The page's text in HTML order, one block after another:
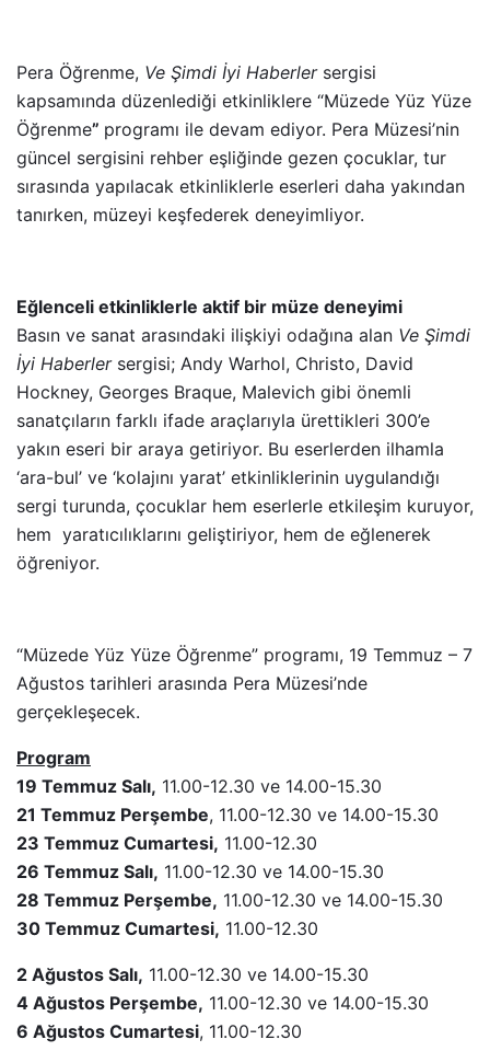
Pera Öğrenme, Ve Şimdi İyi Haberler sergisi
kapsamında düzenlediği etkinliklere “Müzede Yüz Yüze
Öğrenme” programı ile devam ediyor. Pera Müzesi’nin
güncel sergisini rehber eşliğinde gezen çocuklar, tur
sırasında yapılacak etkinliklerle eserleri daha yakından
tanırken, müzeyi keşfederek deneyimliyor.
Eğlenceli etkinliklerle aktif bir müze deneyimi
Basın ve sanat arasındaki ilişkiyi odağına alan Ve Şimdi
İyi Haberlersergisi; Andy Warhol, Christo, David
Hockney, Georges Braque, Malevich gibi önemli
sanatçıların farklı ifade araçlarıyla ürettikleri 300’e
yakın eseri bir araya getiriyor. Bu eserlerden ilhamla
‘ara-bul’ ve ‘kolajını yarat’ etkinliklerinin uygulandığı
sergi turunda, çocuklar hem eserlerle etkileşim kuruyor,
hem yaratıcılıklarını geliştiriyor, hem de eğlenerek
öğreniyor.
“Müzede Yüz Yüze Öğrenme” programı, 19 Temmuz – 7
Ağustos tarihleri arasında Pera Müzesi’nde
gerçekleşecek.
Program
19 Temmuz Salı, 11.00-12.30 ve 14.00-15.30
21 Temmuz Perşembe, 11.00-12.30 ve 14.00-15.30
23 Temmuz Cumartesi, 11.00-12.30
26 Temmuz Salı, 11.00-12.30 ve 14.00-15.30
28 Temmuz Perşembe, 11.00-12.30 ve 14.00-15.30
30 Temmuz Cumartesi, 11.00-12.30
2 Ağustos Salı, 11.00-12.30 ve 14.00-15.30
4 Ağustos Perşembe, 11.00-12.30 ve 14.00-15.30
6 Ağustos Cumartesi, 11.00-12.30